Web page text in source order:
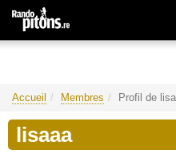
Accueil Membres Profil de
lisaaa